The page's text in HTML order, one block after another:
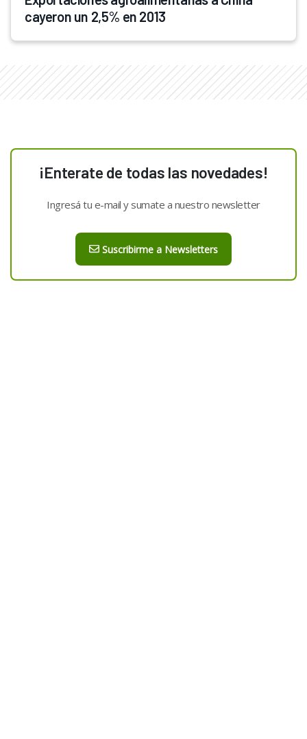
cayeron un 2,5% en 2013
¡Enterate de todas las novedades!
Ingresá tu e-mail y sumate a nuestro newsletter
Suscribirme a Newsletters